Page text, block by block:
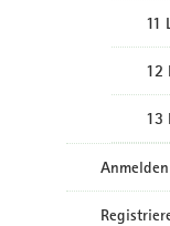
11
12
13
Anmelden